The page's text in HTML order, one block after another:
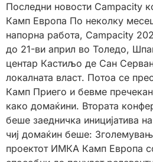
Последни новости Campacity
Камп Европа По неколку
напорна работа, Campacity
до 21-ви април во Толедо,
центар Кастиљо де Сан
локалната власт. Потоа се
Камп Приего и бевме
како домаќини. Втората
беше заедничка иницијатива
чиј домаќин беше:
проектот ИМКА Камп Европа